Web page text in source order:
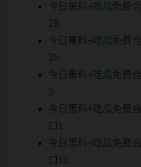
今日黑料+吃瓜免费
29
今日黑料+吃瓜免费
35
今日黑料+吃瓜免费
5
今日黑料+吃瓜免费
口1
今日黑料+吃瓜免费
口10